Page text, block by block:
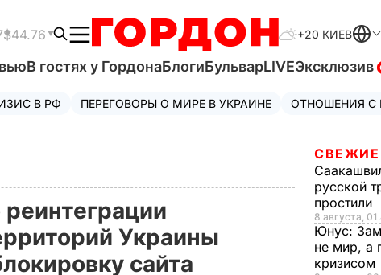
$44.76 +20 КИЕВ
В гостях у ГордонаБлогиБульварLIVEЭксклюзив
В РФ ПЕРЕГОВОРЫ О МИРЕ В УКРАИНЕ ОТНОШЕНИЯ С
Украины
сайта
СВЕЖИЕ
русской
простили
8 августа,
Юнус:
не мир, а
кризисом